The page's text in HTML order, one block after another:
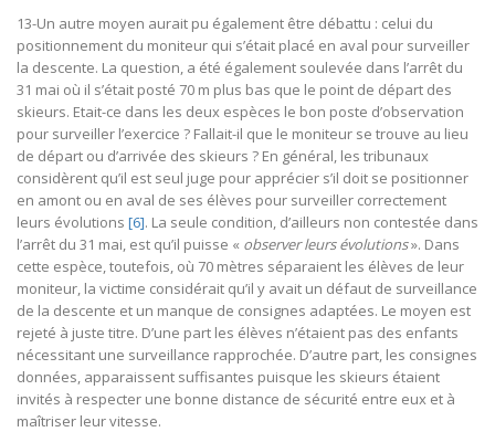
13-Un autre moyen aurait pu également être débattu : celui du
positionnement du moniteur qui s’était placé en aval pour surveiller
la descente. La question, a été également soulevée dans l’arrêt du
31 mai où il s’était posté 70 m plus bas que le point de départ des
skieurs. Etait-ce dans les deux espèces le bon poste d’observation
pour surveiller l’exercice ? Fallait-il que le moniteur se trouve au lieu
de départ ou d’arrivée des skieurs ? En général, les tribunaux
considèrent qu’il est seul juge pour apprécier s’il doit se positionner
en amont ou en aval de ses élèves pour surveiller correctement
leurs évolutions [6]. La seule condition, d’ailleurs non contestée dans
l’arrêt du 31 mai, est qu’il puisse « observer leurs évolutions». Dans
cette espèce, toutefois, où 70 mètres séparaient les élèves de leur
moniteur, la victime considérait qu’il y avait un défaut de surveillance
de la descente et un manque de consignes adaptées. Le moyen est
rejeté à juste titre. D’une part les élèves n’étaient pas des enfants
nécessitant une surveillance rapprochée. D’autre part, les consignes
données, apparaissent suffisantes puisque les skieurs étaient
invités à respecter une bonne distance de sécurité entre eux et à
maîtriser leur vitesse.